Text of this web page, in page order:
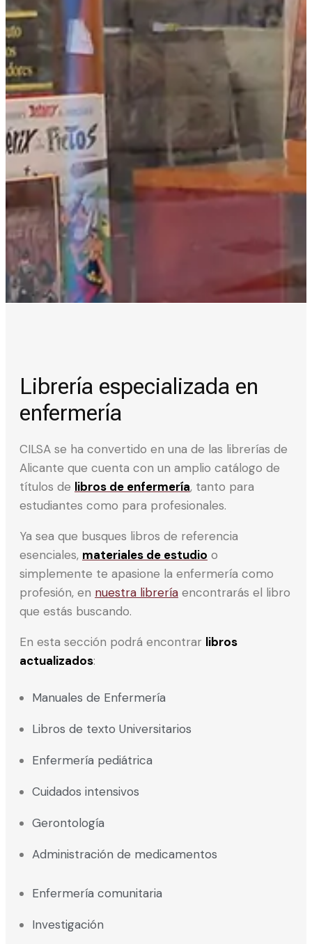
Librería especializada en
enfermería
CILSA se ha convertido en una de las librerías de
Alicante que cuenta con un amplio catálogo de
títulos de libros de enfermería, tanto para
estudiantes como para profesionales.
Ya sea que busques libros de referencia
esenciales, materiales de estudio o
simplemente te apasione la enfermería como
profesión, en nuestra librería encontrarás el libro
que estás buscando.
En esta sección podrá encontrar libros
actualizados:
Manuales de Enfermería
Libros de texto Universitarios
Enfermería pediátrica
Cuidados intensivos
Gerontología
Administración de medicamentos
Enfermería comunitaria
Investigación